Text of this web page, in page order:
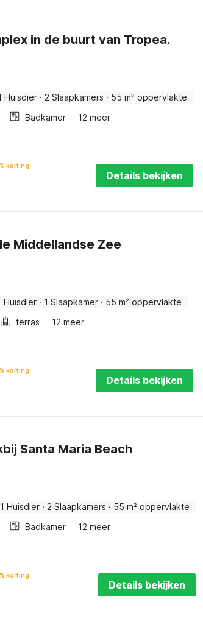
in de buurt van Tropea.
Huisdier · 2 Slaapkamers · 55 m² oppervlakte
Badkamer 12 meer
korting
Details bekijken
Middellandse Zee
Huisdier · 1 Slaapkamer · 55 m² oppervlakte
terras 12 meer
korting
Details bekijken
Santa Maria Beach
1 Huisdier · 2 Slaapkamers · 55 m² oppervlakte
Badkamer 12 meer
korting
Details bekijken